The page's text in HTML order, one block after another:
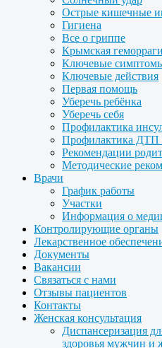
Острые кишечные
Гигиена
Все о гриппе
Крымская
Ключевые
Ключевые действия
Первая помощь
Уберечь ребёнка
Уберечь себя
Профилактика
Профилактика ДТП
Рекомендации
Методические
Врачи
График работы
Участки
Информация о
Контролирующие органы
Лекарственное
Документы
Вакансии
Связаться с нами
Отзывы пациентов
Контакты
Женская консультация
Диспансеризация
здоровья мужчин и